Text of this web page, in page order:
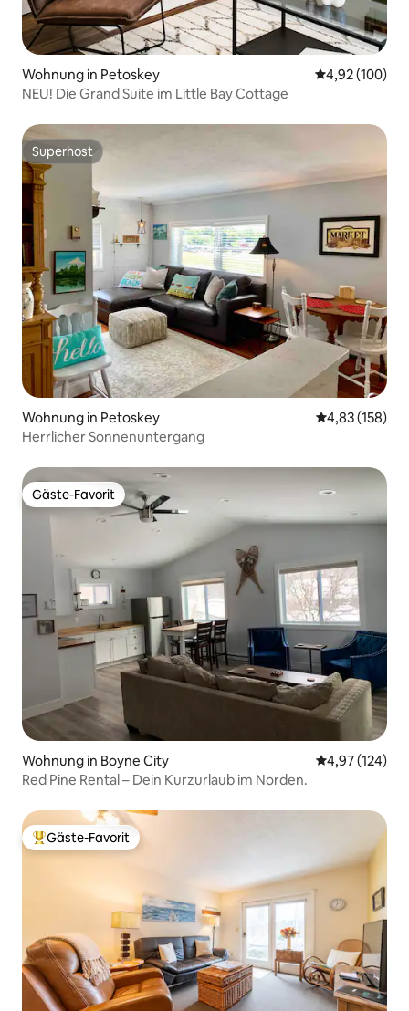
Wohnung in Petoskey
4,92 (100)
NEU! Die Grand Suite im Little Bay Cottage
Superhost
Superhost
Wohnung in Petoskey
4,83 (158)
Herrlicher Sonnenuntergang
Gäste-Favorit
Gäste-Favorit
Wohnung in Boyne City
4,97 (124)
Red Pine Rental – Dein Kurzurlaub im Norden.
Beliebter Gäste-Favorit.
Gäste-Favorit